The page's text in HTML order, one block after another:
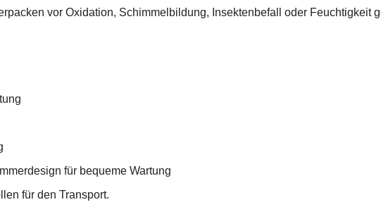
vor Oxidation, Schimmelbildung, Insektenbefall oder Feuchtigkeit
für bequeme Wartung
für den Transport.